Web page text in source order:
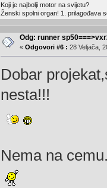
Koji je najbolji motor na svijetu?
Ženski spolni organ! 1. prilagođava
Odg: runner
« Odgovori #6 : 28 Veljača,
Dobar
nesta!!!
Nema na